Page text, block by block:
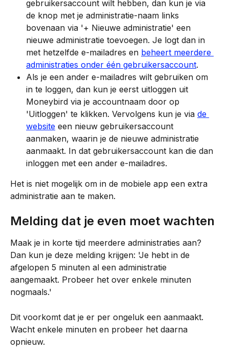
gebruikersaccount wilt hebben, dan kun je via
de knop met je administratie-naam links
bovenaan via '+ Nieuwe administratie' een
nieuwe administratie toevoegen. Je logt dan in
met hetzelfde e-mailadres en beheert meerdere
administraties onder één gebruikersaccount.
Als je een ander e-mailadres wilt gebruiken om
in te loggen, dan kun je eerst uitloggen uit
Moneybird via je accountnaam door op
'Uitloggen' te klikken. Vervolgens kun je via de
website een nieuw gebruikersaccount
aanmaken, waarin je de nieuwe administratie
aanmaakt. In dat gebruikersaccount kan die dan
inloggen met een ander e-mailadres.
Het is niet mogelijk om in de mobiele app een extra
administratie aan te maken.
Melding dat je even moet wachten
Maak je in korte tijd meerdere administraties aan?
Dan kun je deze melding krijgen: 'Je hebt in de
afgelopen 5 minuten al een administratie
aangemaakt. Probeer het over enkele minuten
nogmaals.'
Dit voorkomt dat je er per ongeluk een aanmaakt.
Wacht enkele minuten en probeer het daarna
opnieuw.